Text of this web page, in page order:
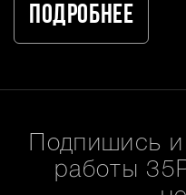
Подробнее
Подпишись
работы